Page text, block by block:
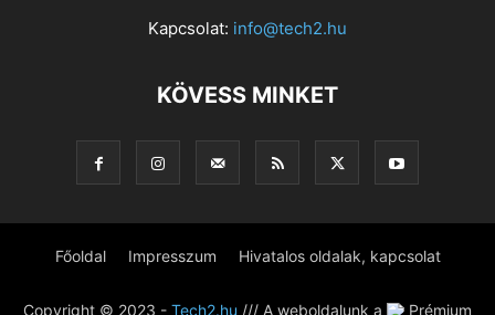
Kapcsolat: info@tech2.hu
KÖVESS MINKET
Főoldal Impresszum Hivatalos oldalak, kapcsolat
Copyright © 2023 - Tech2.hu /// A weboldalunk a Prémium